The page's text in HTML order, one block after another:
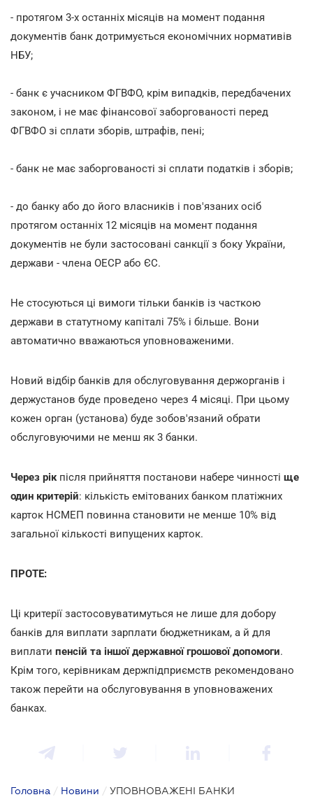
- протягом 3-х останніх місяців на момент подання
документів банк дотримується економічних нормативів
НБУ;
- банк є учасником ФГВФО, крім випадків, передбачених
законом, і не має фінансової заборгованості перед
ФГВФО зі сплати зборів, штрафів, пені;
- банк не має заборгованості зі сплати податків і зборів;
- до банку або до його власників і пов'язаних осіб
протягом останніх 12 місяців на момент подання
документів не були застосовані санкції з боку України,
держави - члена ОЕСР або ЄС.
Не стосуються ці вимоги тільки банків із часткою
держави в статутному капіталі 75% і більше. Вони
автоматично вважаються уповноваженими.
Новий відбір банків для обслуговування держорганів і
держустанов буде проведено через 4 місяці. При цьому
кожен орган (установа) буде зобов'язаний обрати
обслуговуючими не менш як 3 банки.
Через рікпісля прийняття постанови набере чинності ще
один критерій: кількість емітованих банком платіжних
карток НСМЕП повинна становити не менше 10% від
загальної кількості випущених карток.
ПРОТЕ:
Ці критерії застосовуватимуться не лише для добору
банків для виплати зарплати бюджетникам, а й для
виплати пенсій та іншої державної грошової допомоги.
Крім того, керівникам держпідприємств рекомендовано
також перейти на обслуговування в уповноважених
банках.
Головна / Новини / УПОВНОВАЖЕНІ БАНКИ